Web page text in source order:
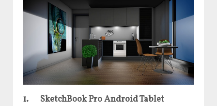
1. SketchBook Pro Android Tablet